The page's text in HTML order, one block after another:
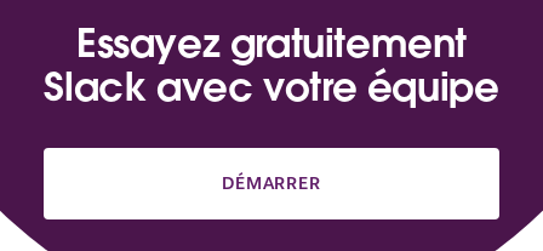
Essayez gratuitement
Slack avec votre équipe
DÉMARRER